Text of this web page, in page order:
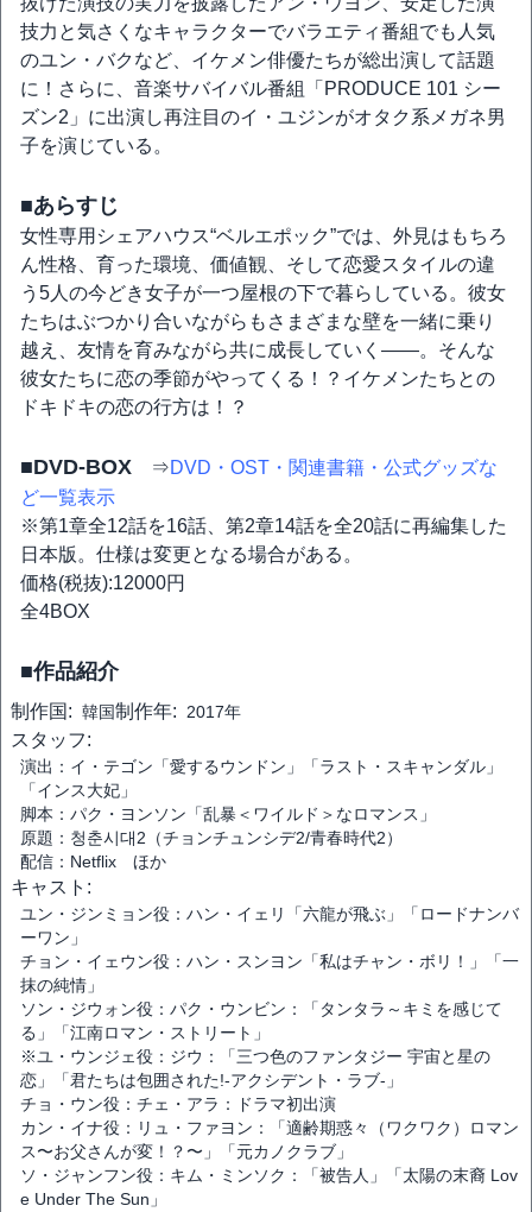
技力と気さくなキャラクターでバラエティ番組でも人気
のユン・バクなど、イケメン俳優たちが総出演して話題
に！さらに、音楽サバイバル番組「PRODUCE 101 シー
ズン2」に出演し再注目のイ・ユジンがオタク系メガネ男
子を演じている。
■あらすじ
女性専用シェアハウス“ベルエポック”では、外見はもちろ
ん性格、育った環境、価値観、そして恋愛スタイルの違
う5人の今どき女子が一つ屋根の下で暮らしている。彼女
たちはぶつかり合いながらもさまざまな壁を一緒に乗り
越え、友情を育みながら共に成長していく——。そんな
彼女たちに恋の季節がやってくる！？イケメンたちとの
ドキドキの恋の行方は！？
■DVD-BOX ⇒DVD・OST・関連書籍・公式グッズな
ど一覧表示
※第1章全12話を16話、第2章14話を全20話に再編集した
日本版。仕様は変更となる場合がある。
価格(税抜):12000円
全4BOX
■作品紹介
制作国: 韓国制作年: 2017年
スタッフ:
演出：イ・テゴン「愛するウンドン」「ラスト・スキャンダル」
「インス大妃」
脚本：パク・ヨンソン「乱暴＜ワイルド＞なロマンス」
原題：청춘시대2（チョンチュンシデ2/青春時代2）
配信：Netflix ほか
キャスト:
ユン・ジンミョン役：ハン・イェリ「六龍が飛ぶ」「ロードナンバ
ーワン」
チョン・イェウン役：ハン・スンヨン「私はチャン・ボリ！」「一
抹の純情」
ソン・ジウォン役：パク・ウンビン：「タンタラ～キミを感じて
る」「江南ロマン・ストリート」
※ユ・ウンジェ役：ジウ：「三つ色のファンタジー 宇宙と星の
恋」「君たちは包囲された!-アクシデント・ラブ-」
チョ・ウン役：チェ・アラ：ドラマ初出演
カン・イナ役：リュ・ファヨン：「適齢期惑々（ワクワク）ロマン
ス〜お父さんが変！？〜」「元カノクラブ」
ソ・ジャンフン役：キム・ミンソク：「被告人」「太陽の末裔 Lov
e Under The Sun」